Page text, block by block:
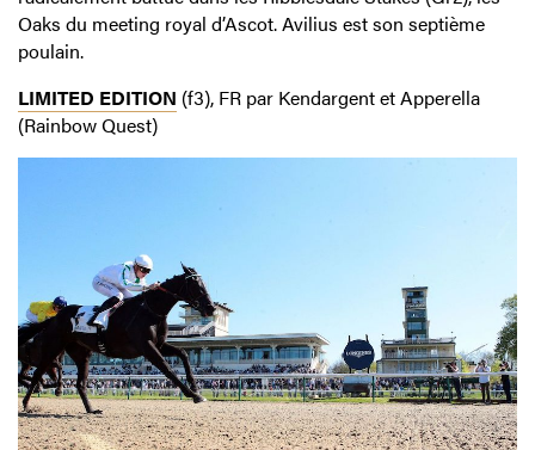
Oaks du meeting royal d’Ascot. Avilius est son septième
poulain.
LIMITED EDITION (f3), FR par Kendargent et Apperella
(Rainbow Quest)